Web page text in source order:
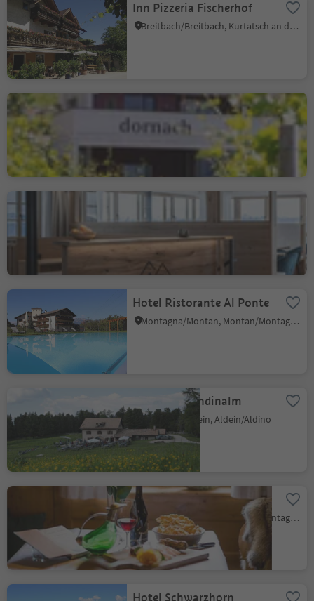
Inn Pizzeria Fischerhof
Breitbach/Breitbach, Kurtatsch an der Weinstraße/Cortaccia sulla Strada del Vino, Alto Adige Wine Road
Osteria Contadina -
Buschenschank Dornach
Aldein/Aldino
Hotel Ristorante Al Ponte
Montagna/Montan, Montan/Montagna, Alto Adige Wine Road
Gasthof Gurndinalm
Redagno/Radein, Aldein/Aldino
Pizzeria Zur Traube
Montagna/Montan, Montan/Montagna, Alto Adige Wine Road
Hotel Schwarzhorn